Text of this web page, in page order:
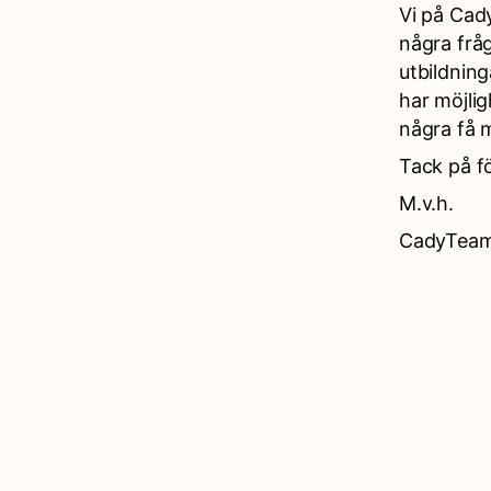
Vi på
några
har
några få
Tack på
M.v.h.